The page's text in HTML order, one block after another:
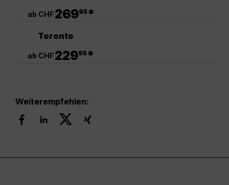
ab CHF26995*
Toronto
ab CHF22995*
Weiterempfehlen: